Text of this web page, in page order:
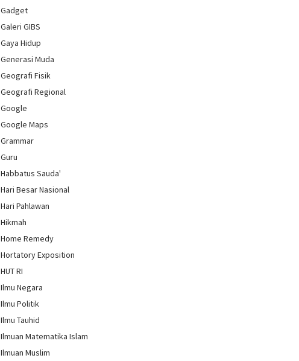
Gadget
Galeri GIBS
Gaya Hidup
Generasi Muda
Geografi Fisik
Geografi Regional
Google
Google Maps
Grammar
Guru
Habbatus Sauda'
Hari Besar Nasional
Hari Pahlawan
Hikmah
Home Remedy
Hortatory Exposition
HUT RI
Ilmu Negara
Ilmu Politik
Ilmu Tauhid
Ilmuan Matematika Islam
Ilmuan Muslim